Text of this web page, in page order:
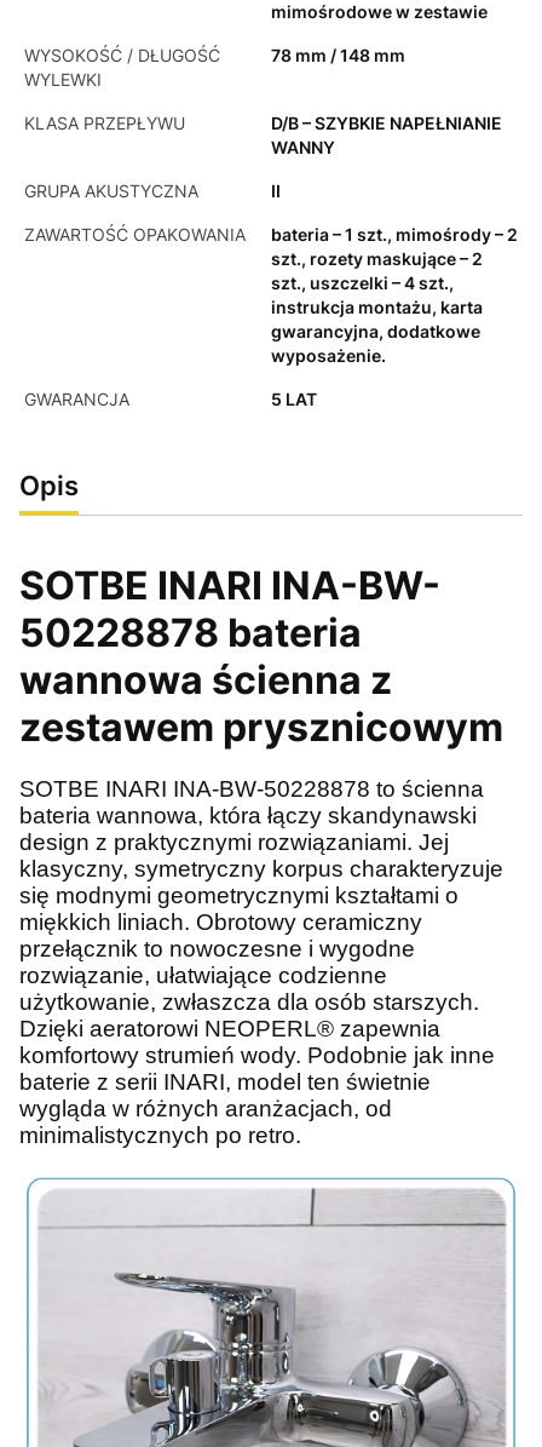
mimośrodowe w zestawie
WYSOKOŚĆ / DŁUGOŚĆ
WYLEWKI
78 mm / 148 mm
KLASA PRZEPŁYWU
D/B – SZYBKIE NAPEŁNIANIE
WANNY
GRUPA AKUSTYCZNA II
ZAWARTOŚĆ OPAKOWANIA
bateria – 1 szt., mimośrody – 2
szt., rozety maskujące – 2
szt., uszczelki – 4 szt.,
instrukcja montażu, karta
gwarancyjna, dodatkowe
wyposażenie.
GWARANCJA 5 LAT
Opis
SOTBE INARI INA-BW-
50228878 bateria
wannowa ścienna z
zestawem prysznicowym
SOTBE INARI INA-BW-50228878 to ścienna
bateria wannowa, która łączy skandynawski
design z praktycznymi rozwiązaniami. Jej
klasyczny, symetryczny korpus charakteryzuje
się modnymi geometrycznymi kształtami o
miękkich liniach. Obrotowy ceramiczny
przełącznik to nowoczesne i wygodne
rozwiązanie, ułatwiające codzienne
użytkowanie, zwłaszcza dla osób starszych.
Dzięki aeratorowi NEOPERL® zapewnia
komfortowy strumień wody. Podobnie jak inne
baterie z serii INARI, model ten świetnie
wygląda w różnych aranżacjach, od
minimalistycznych po retro.